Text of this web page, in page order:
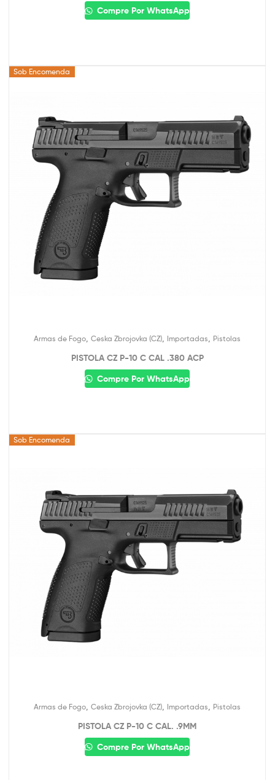
Compre Por WhatsApp
Sob Encomenda
Armas de Fogo, Ceska Zbrojovka (CZ), Importadas, Pistolas
PISTOLA CZ P-10 C CAL .380 ACP
Compre Por WhatsApp
Sob Encomenda
Armas de Fogo Ceska Zbrojovka (CZ) Importadas Pistolas
PISTOLA CZ P-10 C CAL. .9MM
Compre Por WhatsApp